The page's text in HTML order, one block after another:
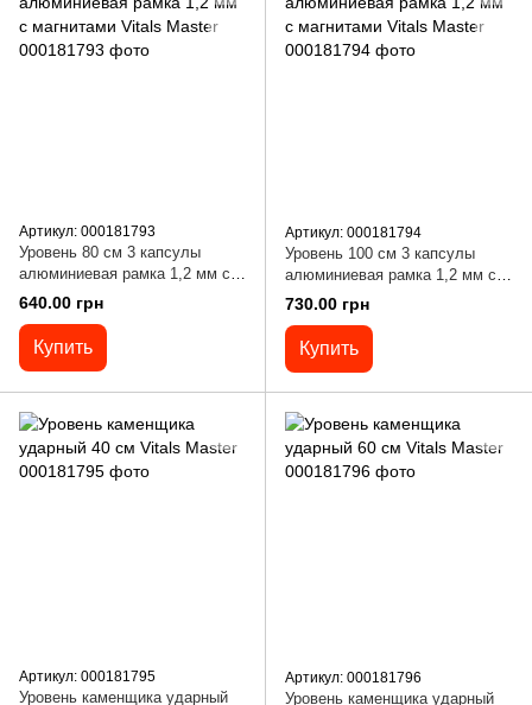
Артикул: 000181793
Уровень 80 см 3 капсулы
алюминиевая рамка 1,2 мм с
магнитами Vitals Master
640.00 грн
Купить
Артикул: 000181794
Уровень 100 см 3 капсулы
алюминиевая рамка 1,2 мм с
магнитами Vitals Master
730.00 грн
Купить
Артикул: 000181795
Уровень каменщика ударный
Артикул: 000181796
Уровень каменщика ударный